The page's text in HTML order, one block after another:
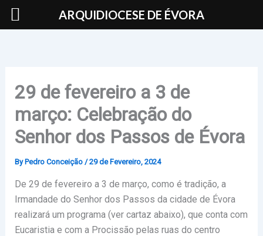
Skip
29 de fevereiro a 3 de
março: Celebração do
Senhor dos Passos de Évora
By Pedro Conceição /29 de Fevereiro, 2024
De 29 de fevereiro a 3 de março, como é tradição, a
Irmandade do Senhor dos Passos da cidade de Évora
realizará um programa (ver cartaz abaixo), que conta com
Eucaristia e com a Procissão pelas ruas do centro
ARQUIDIOCESE DE ÉVORA